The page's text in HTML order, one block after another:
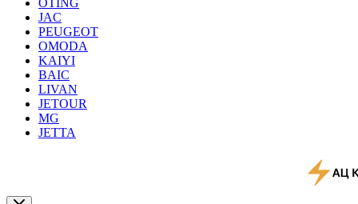
OTING
JAC
PEUGEOT
OMODA
KAIYI
BAIC
LIVAN
JETOUR
MG
JETTA